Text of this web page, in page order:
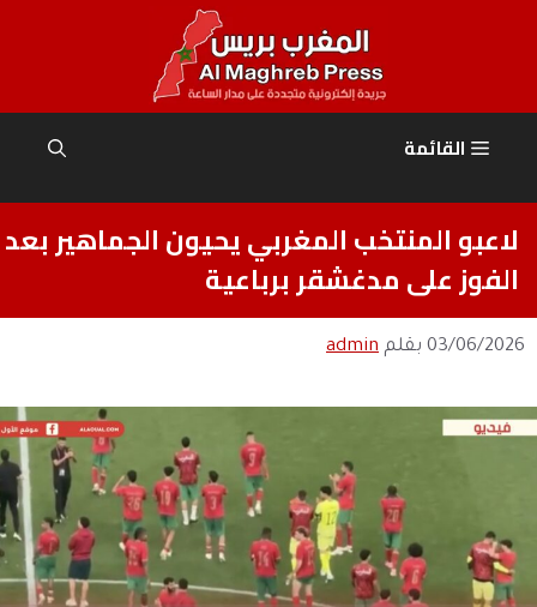
القائمة
لاعبو المنتخب المغربي يحيون الجماهير بعد
الفوز على مدغشقر برباعية
03/06/2026 بقلم admin